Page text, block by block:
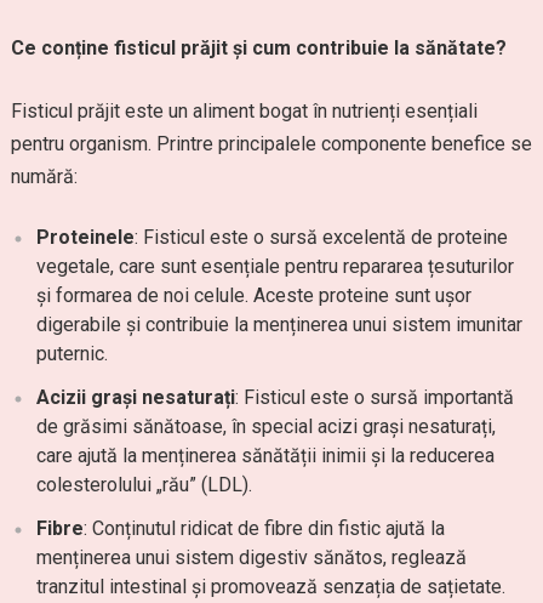
Ce conține fisticul prăjit și cum contribuie la sănătate?
Fisticul prăjit este un aliment bogat în nutrienți esențiali
pentru organism. Printre principalele componente benefice se
numără:
Proteinele: Fisticul este o sursă excelentă de proteine
vegetale, care sunt esențiale pentru repararea țesuturilor
și formarea de noi celule. Aceste proteine sunt ușor
digerabile și contribuie la menținerea unui sistem imunitar
puternic.
Acizii grași nesaturați: Fisticul este o sursă importantă
de grăsimi sănătoase, în special acizi grași nesaturați,
care ajută la menținerea sănătății inimii și la reducerea
colesterolului „rău” (LDL).
Fibre: Conținutul ridicat de fibre din fistic ajută la
menținerea unui sistem digestiv sănătos, reglează
tranzitul intestinal și promovează senzația de sațietate.